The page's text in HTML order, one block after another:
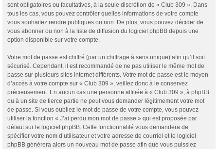
sont obligatoires ou facultatives, à la seule discrétion de « Club 309 ». Dans
tous les cas, vous pouvez contrôler quelles informations de votre compte
vous souhaitez rendre publiques ou non. De plus, vous pouvez décider de
vous abonner ou non à la liste de diffusion du logiciel phpBB depuis une
option disponible sur votre compte.
Votre mot de passe est chiffré (par un chiffrage à sens unique) afin qu’il soit
sécurisé. Cependant, il est recommandé de ne pas utiliser le même mot de
passe sur plusieurs sites internet différents. Votre mot de passe est le moyen
d’accès à votre compte sur « Club 309 », veillez donc à le conservez
précieusement. En aucun cas une personne affiliée à « Club 309 », à phpBB
ou à un site de tierce partie ne peut vous demander légitimement votre mot
de passe. Si vous oubliez le mot de passe de votre compte, vous pouvez
utiliser la fonction « J’ai perdu mon mot de passe » qui est proposée par
défaut sur le logiciel phpBB. Cette fonctionnalité vous demandera de
spécifier votre nom d’utilisateur et votre adresse de courriel et le logiciel
phpBB générera alors un nouveau mot de passe afin que vous puissiez